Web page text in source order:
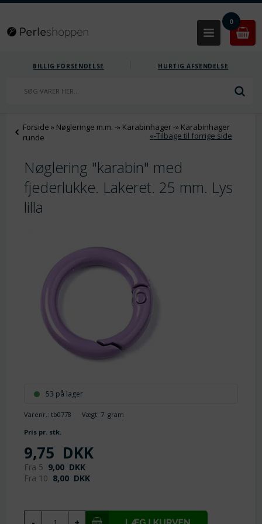
0
BILLIG FORSENDELSE HURTIG AFSENDELSE
Forside » Nøgleringe m.m. -» Karabinhager-» Karabinhager
runde
«-Tilbage til forrige side
Nøglering "karabin" med
fjederlukke. Lakeret. 25 mm. Lys
lilla
53 på lager
Varenr.:tb0778 Vægt: 7 gram
Pris pr. stk.
9,75 DKK
Fra 5 9,00 DKK
Fra 10 8,00 DKK